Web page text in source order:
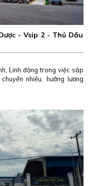
- Vsip 2 - Thủ Dầu
Linh động trong việc sắp
nhiều, hưởng lương